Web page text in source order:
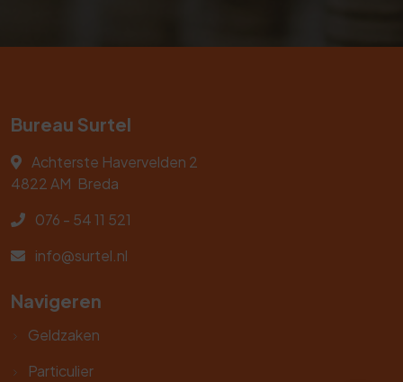
Bureau Surtel
Achterste Havervelden 2
4822 AM Breda
076 - 54 11 521
info@surtel.nl
Navigeren
Geldzaken
Particulier